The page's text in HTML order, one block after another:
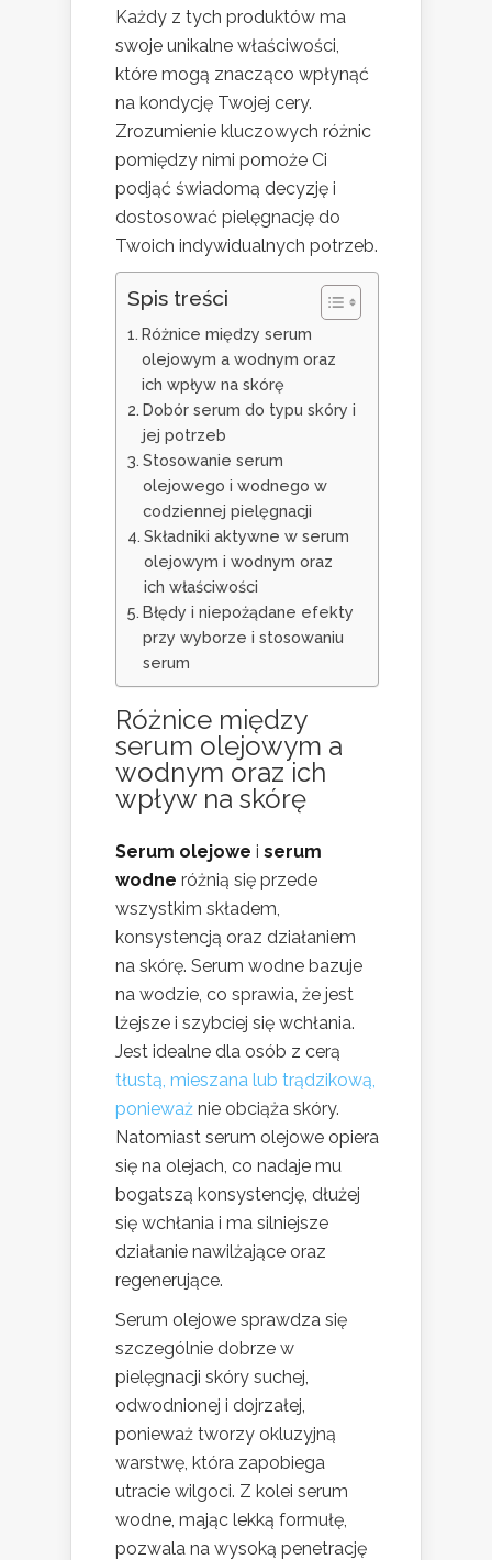
Każdy z tych produktów ma
swoje unikalne właściwości,
które mogą znacząco wpłynąć
na kondycję Twojej cery.
Zrozumienie kluczowych różnic
pomiędzy nimi pomoże Ci
podjąć świadomą decyzję i
dostosować pielęgnację do
Twoich indywidualnych potrzeb.
Spis treści
Różnice między serum
olejowym a wodnym oraz
ich wpływ na skórę
Dobór serum do typu skóry i
jej potrzeb
Stosowanie serum
olejowego i wodnego w
codziennej pielęgnacji
Składniki aktywne w serum
olejowym i wodnym oraz
ich właściwości
Błędy i niepożądane efekty
przy wyborze i stosowaniu
serum
Różnice między
serum olejowym a
wodnym oraz ich
wpływ na skórę
Serum olejowe i serum
wodne różnią się przede
wszystkim składem,
konsystencją oraz działaniem
na skórę. Serum wodne bazuje
na wodzie, co sprawia, że jest
lżejsze i szybciej się wchłania.
Jest idealne dla osób z cerą
tłustą, mieszana lub trądzikową,
ponieważ nie obciąża skóry.
Natomiast serum olejowe opiera
się na olejach, co nadaje mu
bogatszą konsystencję, dłużej
się wchłania i ma silniejsze
działanie nawilżające oraz
regenerujące.
Serum olejowe sprawdza się
szczególnie dobrze w
pielęgnacji skóry suchej,
odwodnionej i dojrzałej,
ponieważ tworzy okluzyjną
warstwę, która zapobiega
utracie wilgoci. Z kolei serum
wodne, mając lekką formułę,
pozwala na wysoką penetrację